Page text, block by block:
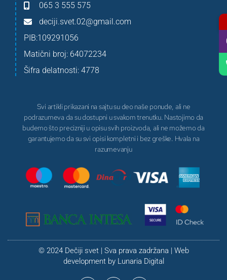
065 3 555 575
deciji.svet.02@gmail.com
PIB:109291056
Matični broj: 64072234
Šifra delatnosti: 4778
Svi artikli prikazani na sajtu su deo naše ponude, ali ne
podrazumeva da su dostupni u svakom trenutku. Nastojimo da
budemo što precizniji u opisu svih proizvoda, ali ne možemo da
garantujemo da su svi opisi kompletni i bez greške. Hvala na
razumevanju
© 2024 Dečiji svet | Sva prava zadržana | Web
development by Lunaria Digital